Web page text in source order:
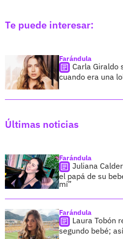
Te puede interesar:
Farándula
Carla Giraldo
cuando era una
Últimas noticias
Farándula
Juliana
el papá de su
mí”
Farándula
Laura Tobón
segundo bebé;